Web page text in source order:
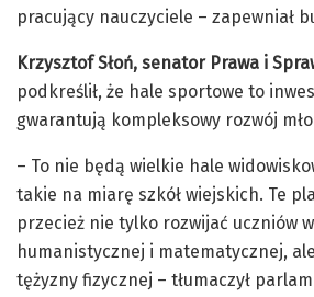
pracujący nauczyciele – zapewniał
Krzysztof Słoń, senator Prawa i
podkreślił, że hale sportowe to
gwarantują kompleksowy rozwój
– To nie będą wielkie hale
takie na miarę szkół wiejskich. Te
przecież nie tylko rozwijać uczniów
humanistycznej i matematycznej,
tężyzny fizycznej – tłumaczył